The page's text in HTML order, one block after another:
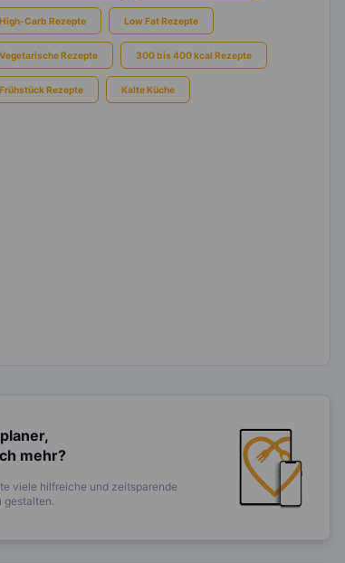
High-Carb Rezepte Low Fat Rezepte
Vegetarische Rezepte 300 bis 400 kcal Rezepte
Frühstück Rezepte Kalte Küche
mehr?
viele hilfreiche und zeitsparende
gestalten.